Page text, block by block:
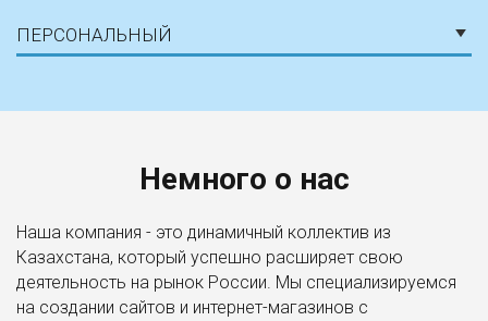
ПЕРСОНАЛЬНЫЙ
Немного о нас
Наша компания - это динамичный коллектив из
Казахстана, который успешно расширяет свою
деятельность на рынок России. Мы специализируемся
на создании сайтов и интернет-магазинов с